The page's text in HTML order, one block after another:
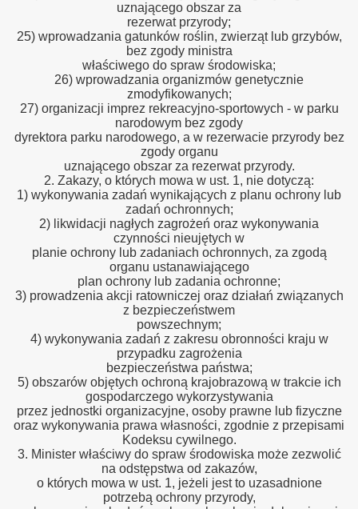
uznającego obszar za
rezerwat przyrody;
25) wprowadzania gatunków roślin, zwierząt lub grzybów,
bez zgody ministra
właściwego do spraw środowiska;
26) wprowadzania organizmów genetycznie
zmodyfikowanych;
27) organizacji imprez rekreacyjno-sportowych - w parku
narodowym bez zgody
dyrektora parku narodowego, a w rezerwacie przyrody bez
zgody organu
uznającego obszar za rezerwat przyrody.
2. Zakazy, o których mowa w ust. 1, nie dotyczą:
1) wykonywania zadań wynikających z planu ochrony lub
zadań ochronnych;
2) likwidacji nagłych zagrożeń oraz wykonywania
czynności nieujętych w
planie ochrony lub zadaniach ochronnych, za zgodą
organu ustanawiającego
plan ochrony lub zadania ochronne;
3) prowadzenia akcji ratowniczej oraz działań związanych
z bezpieczeństwem
powszechnym;
4) wykonywania zadań z zakresu obronności kraju w
przypadku zagrożenia
bezpieczeństwa państwa;
5) obszarów objętych ochroną krajobrazową w trakcie ich
gospodarczego wykorzystywania
przez jednostki organizacyjne, osoby prawne lub fizyczne
oraz wykonywania prawa własności, zgodnie z przepisami
Kodeksu cywilnego.
3. Minister właściwy do spraw środowiska może zezwolić
na odstępstwa od zakazów,
o których mowa w ust. 1, jeżeli jest to uzasadnione
potrzebą ochrony przyrody,